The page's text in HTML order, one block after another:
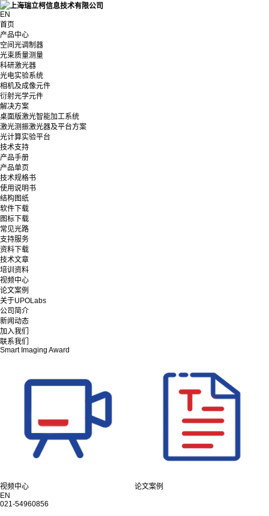
EN
首页
产品中心
空间光调制器
光束质量测量
科研激光器
光电实验系统
相机及成像元件
衍射光学元件
解决方案
桌面版激光智能加工系统
激光测振激光器及平台方案
光计算实验平台
技术支持
产品手册
产品单页
技术规格书
使用说明书
结构图纸
软件下载
图标下载
常见光路
支持服务
资料下载
技术文章
培训资料
视频中心
论文案例
关于UPOLabs
公司简介
新闻动态
加入我们
联系我们
Smart Imaging Award
视频中心
论文案例
EN
021-54960856